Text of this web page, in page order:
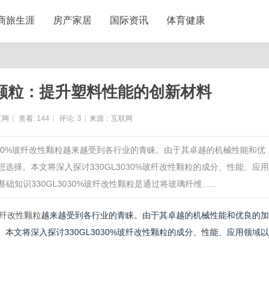
旅生涯 房产家居 国际资讯 体育健康
粒：提升塑料性能的创新材料
查看: 144 评论: 3 来源：互联网
玻纤改性颗粒越来越受到各行业的青睐。由于其卓越的机械性能和优
择。本文将深入探讨330GL3030%玻纤改性颗粒的成分、性能、应用
知识330GL3030%玻纤改性颗粒是通过将玻璃纤维......
改性颗粒越来越受到各行业的青睐。由于其卓越的机械性能和优良的加
文将深入探讨330GL3030%玻纤改性颗粒的成分、性能、应用领域以